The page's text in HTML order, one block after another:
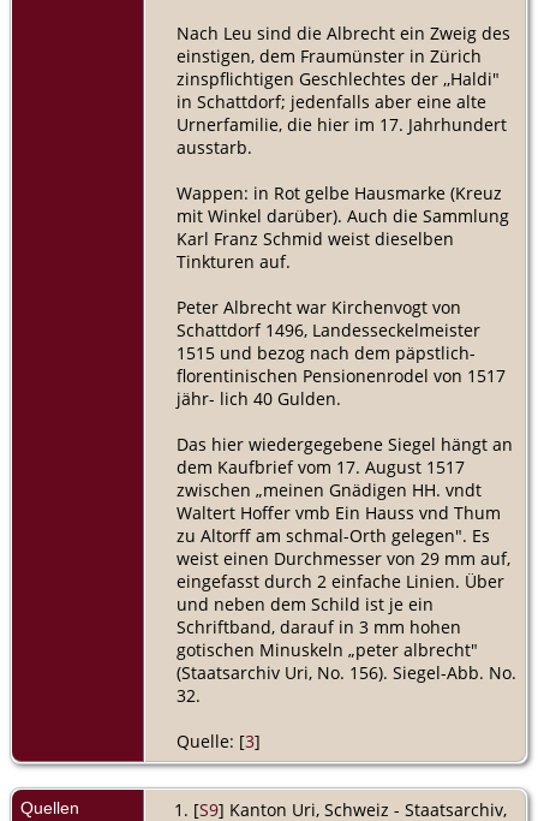
Nach Leu sind die Albrecht ein Zweig des
einstigen, dem Fraumünster in Zürich
zinspflichtigen Geschlechtes der ,,Haldi"
in Schattdorf; jedenfalls aber eine alte
Urnerfamilie, die hier im 17. Jahrhundert
ausstarb.
Wappen: in Rot gelbe Hausmarke (Kreuz
mit Winkel darüber). Auch die Sammlung
Karl Franz Schmid weist dieselben
Tinkturen auf.
Peter Albrecht war Kirchenvogt von
Schattdorf 1496, Landesseckelmeister
1515 und bezog nach dem päpstlich-
florentinischen Pensionenrodel von 1517
jähr- lich 40 Gulden.
Das hier wiedergegebene Siegel hängt an
dem Kaufbrief vom 17. August 1517
zwischen „meinen Gnädigen HH. vndt
Waltert Hoffer vmb Ein Hauss vnd Thum
zu Altorff am schmal-Orth gelegen". Es
weist einen Durchmesser von 29 mm auf,
eingefasst durch 2 einfache Linien. Über
und neben dem Schild ist je ein
Schriftband, darauf in 3 mm hohen
gotischen Minuskeln „peter albrecht"
(Staatsarchiv Uri, No. 156). Siegel-Abb. No.
32.
Quelle: [3]
Quellen [S9] Kanton Uri, Schweiz - Staatsarchiv,